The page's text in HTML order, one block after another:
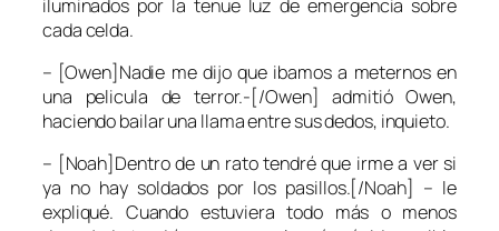
iluminados por la tenue luz de emergencia sobre
cada celda.
– [Owen]Nadie me dijo que ibamos a meternos en
una pelicula de terror.-[/Owen] admitió Owen,
haciendo bailar una llama entre sus dedos, inquieto.
– [Noah]Dentro de un rato tendré que irme a ver si
ya no hay soldados por los pasillos.[/Noah] – le
expliqué. Cuando estuviera todo más o menos